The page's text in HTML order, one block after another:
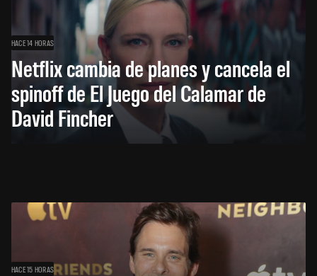
HACE 14 HORAS
Netflix cambia de planes y cancela el
spinoff de El Juego del Calamar de
David Fincher
HACE 15 HORAS